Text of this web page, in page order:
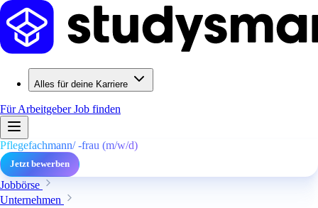
Alles für deine Karriere
Für ArbeitgeberJob finden
Pflegefachmann/ -frau (m/w/d)
Jetzt bewerben
Jobbörse
Unternehmen